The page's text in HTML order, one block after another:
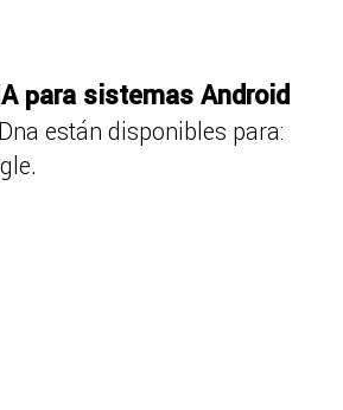
para sistemas Android
están disponibles para: